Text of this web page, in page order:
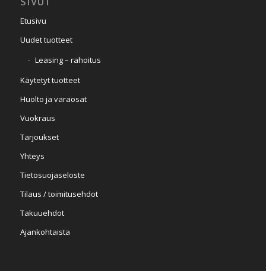
Etusivu
Uudet tuotteet
Leasing – rahoitus
Käytetyt tuotteet
Huolto ja varaosat
Vuokraus
Tarjoukset
Yhteys
Tietosuojaseloste
Tilaus / toimitusehdot
Takuuehdot
Ajankohtaista